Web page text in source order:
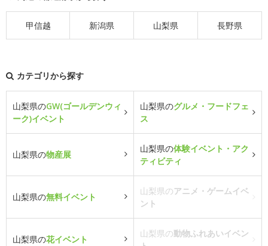
甲信越 新潟県 山梨県 長野県
カテゴリから探す
山梨県のGW(ゴールデンウィ
ーク)イベント
山梨県のグルメ・フードフェ
ス
山梨県の物産展
山梨県の体験イベント・アク
ティビティ
山梨県の無料イベント
山梨県のアニメ・ゲームイベ
ント
山梨県の花イベント
山梨県の動物ふれあいイベン